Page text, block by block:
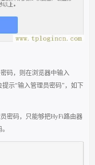
码，则在浏览器中输入
示“输入管理员密码”，如下
密码，只能够把HyFi路由器